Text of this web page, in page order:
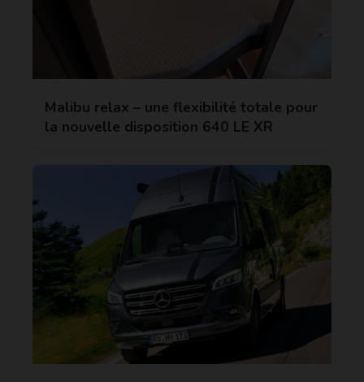
Malibu relax – une flexibilité totale pour
la nouvelle disposition 640 LE XR